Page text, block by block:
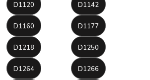
D1120 D1142
D1160 D1177
D1218 D1250
D1264 D1266